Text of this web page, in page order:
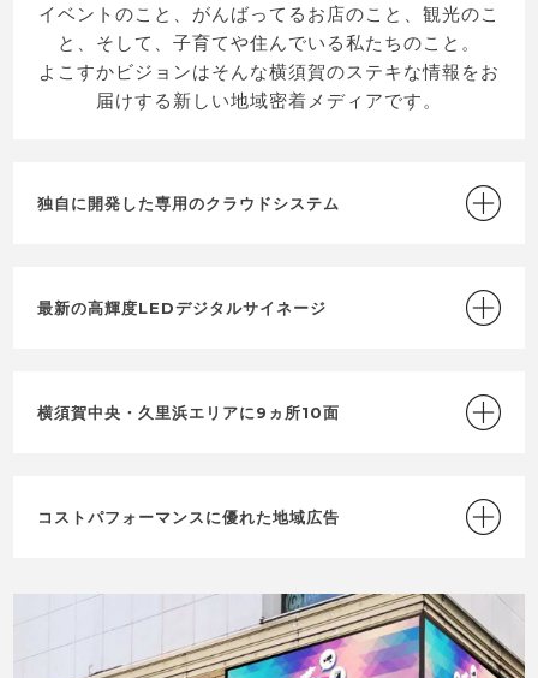
イベントのこと、がんばってるお店のこと、観光のこ
と、そして、子育てや住んでいる私たちのこと。
よこすかビジョンはそんな横須賀のステキな情報をお
届けする新しい地域密着メディアです。
独自に開発した専用のクラウドシステム
最新の高輝度LEDデジタルサイネージ
横須賀中央・久里浜エリアに9ヵ所10面
コストパフォーマンスに優れた地域広告